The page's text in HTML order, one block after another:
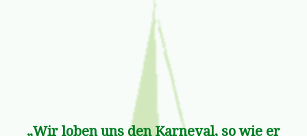
„Wir loben uns den Karneval, so wie er